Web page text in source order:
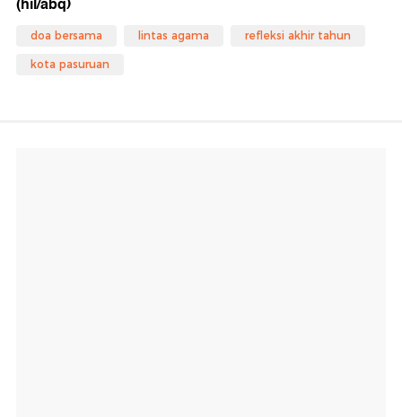
doa bersama lintas agama refleksi akhir tahun
kota pasuruan